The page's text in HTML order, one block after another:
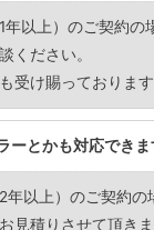
年以上）のご契約の
ください。
受け賜っております
ーとかも対応できま
以上）のご契約の
見積りさせて頂きま